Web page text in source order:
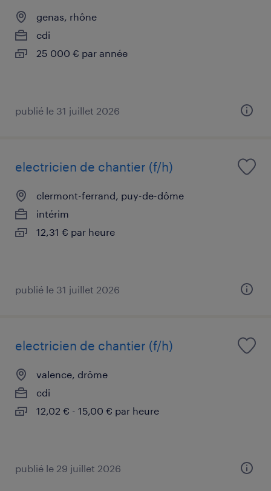
genas, rhône
cdi
25 000 € par année
publié le 31 juillet 2026
electricien de chantier (f/h)
clermont-ferrand, puy-de-dôme
intérim
12,31 € par heure
publié le 31 juillet 2026
electricien de chantier (f/h)
valence, drôme
cdi
12,02 € - 15,00 € par heure
publié le 29 juillet 2026